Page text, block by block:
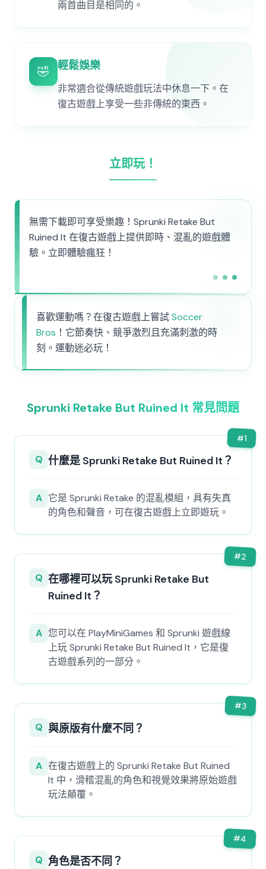
兩首曲目是相同的。
🤣 輕鬆娛樂
非常適合從傳統遊戲玩法中休息一下。在
復古遊戲上享受一些非傳統的東西。
立即玩！
無需下載即可享受樂趣！Sprunki Retake But
Ruined It 在復古遊戲上提供即時、混亂的遊戲體
驗。立即體驗瘋狂！
喜歡運動嗎？在復古遊戲上嘗試Soccer
Bros ！它節奏快、競爭激烈且充滿刺激的時
刻。運動迷必玩！
Sprunki Retake But Ruined It 常見問題
#1
Q 什麼是 Sprunki Retake But Ruined It？
A 它是 Sprunki Retake 的混亂模組，具有失真
的角色和聲音，可在復古遊戲上立即遊玩。
#2
Q 在哪裡可以玩 Sprunki Retake But
Ruined It？
A 您可以在 PlayMiniGames 和 Sprunki 遊戲線
上玩 Sprunki Retake But Ruined It，它是復
古遊戲系列的一部分。
#3
Q 與原版有什麼不同？
A 在復古遊戲上的 Sprunki Retake But Ruined
It 中，滑稽混亂的角色和視覺效果將原始遊戲
玩法顛覆。
#4
Q 角色是否不同？